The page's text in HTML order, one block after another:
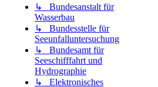
↳ Bundesanstalt für
Wasserbau
↳ Bundesstelle für
Seeunfalluntersuchung
↳ Bundesamt für
Seeschifffahrt und
Hydrographie
↳ Elektronisches